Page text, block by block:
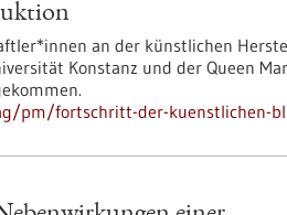
an der künstlichen
Konstanz und der Queen
pm/fortschritt-der-kuenstlichen-